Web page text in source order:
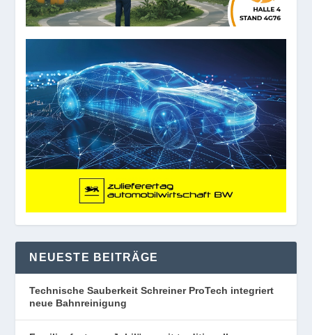
NEUESTE BEITRÄGE
Technische Sauberkeit Schreiner ProTech integriert
neue Bahnreinigung